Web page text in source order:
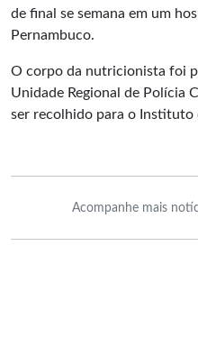
de final se semana em um
Pernambuco.
O corpo da nutricionista foi
Unidade Regional de Polícia
ser recolhido para o Instituto
Acompanhe mais